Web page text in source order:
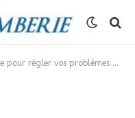
vos problèmes de canalisations